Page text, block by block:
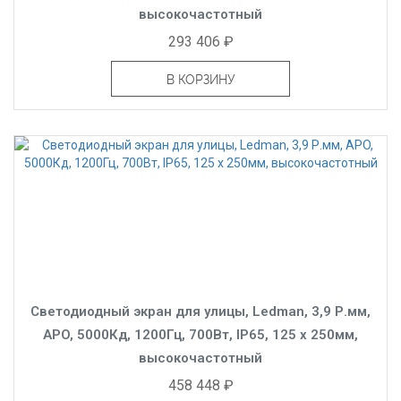
высокочастотный
293 406 ₽
В КОРЗИНУ
Светодиодный экран для улицы, Ledman, 3,9 Р.мм,
APO, 5000Кд, 1200Гц, 700Вт, IP65, 125 x 250мм,
высокочастотный
458 448 ₽